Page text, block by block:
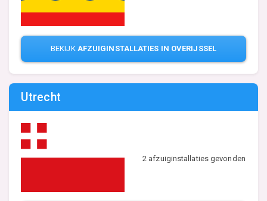
BEKIJK AFZUIGINSTALLATIES IN OVERIJSSEL
Utrecht
2 afzuiginstallaties gevonden